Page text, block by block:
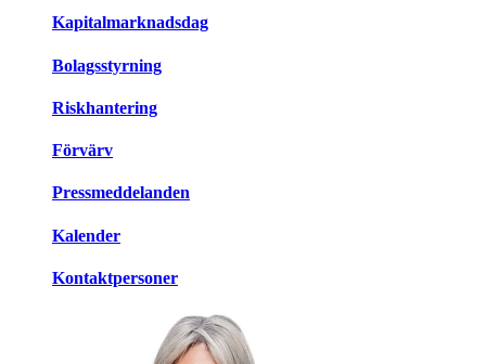
Kapitalmarknadsdag
Bolagsstyrning
Riskhantering
Förvärv
Pressmeddelanden
Kalender
Kontaktpersoner